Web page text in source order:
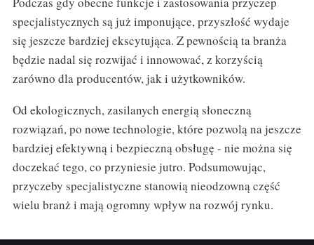
specjalistycznych są już imponujące, przyszłość wydaje
się jeszcze bardziej ekscytująca. Z pewnością ta branża
będzie nadal się rozwijać i innowować, z korzyścią
zarówno dla producentów, jak i użytkowników.
Od ekologicznych, zasilanych energią słoneczną
rozwiązań, po nowe technologie, które pozwolą na jeszcze
bardziej efektywną i bezpieczną obsługę - nie można się
doczekać tego, co przyniesie jutro. Podsumowując,
przyczeby specjalistyczne stanowią nieodzowną część
wielu branż i mają ogromny wpływ na rozwój rynku.